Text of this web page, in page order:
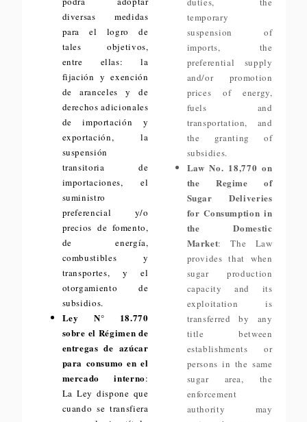
diversas medidas
para el logro de
tales objetivos,
entre ellas: la
fijación y exención
de aranceles y de
derechos adicionales
de importación y
exportación, la
suspensión
transitoria de
importaciones, el
suministro
preferencial y/o
precios de fomento,
de energía,
combustibles y
transportes, y el
otorgamiento de
subsidios.
Ley N° 18.770
sobre el Régimen de
entregas de azúcar
para consumo en el
mercado interno:
La Ley dispone que
cuando se transfiera
temporary
suspension of
imports, the
preferential supply
and/or promotion
prices of energy,
fuels and
transportation, and
the granting of
subsidies.
Law No. 18,770 on
the Regime of
Sugar Deliveries
for Consumption in
the Domestic
Market: The Law
provides that when
sugar production
capacity and its
exploitation is
transferred by any
title between
establishments or
persons in the same
sugar area, the
enforcement
authority may